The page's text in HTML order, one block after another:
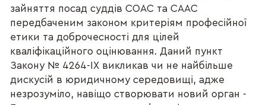
зайняття посад суддів СОАС та СААС
передбаченим законом критеріям професійної
етики та доброчесності для цілей
кваліфікаційного оцінювання. Даний пункт
Закону № 4264-IX викликав чи не найбільше
дискусій в юридичному середовищі, адже
незрозуміло, навіщо створювати новий орган -